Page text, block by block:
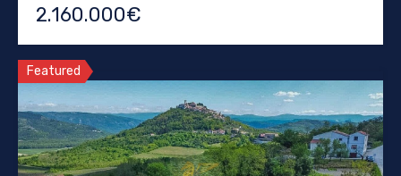
2.160.000€
Featured